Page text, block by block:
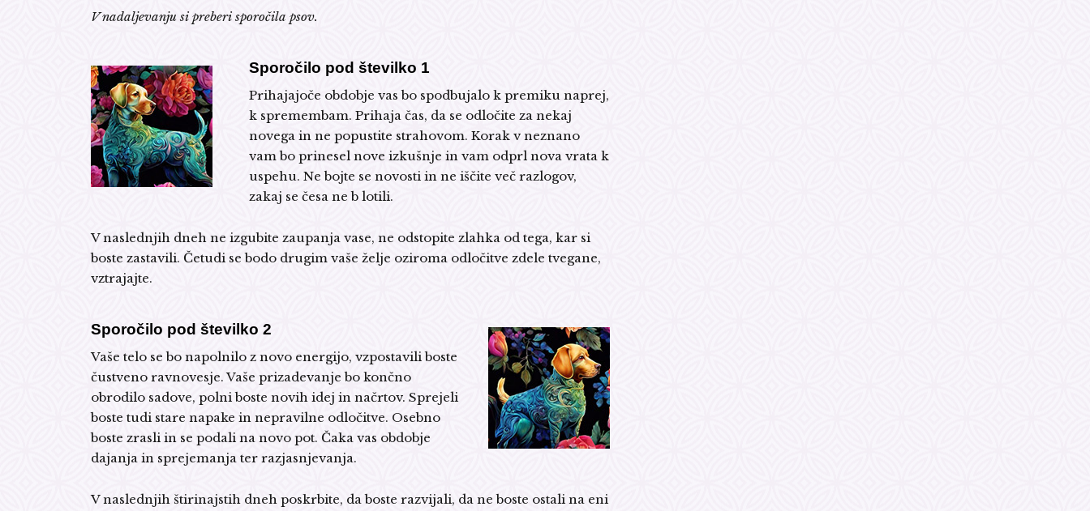
V nadaljevanju si preberi sporočila psov.
Sporočilo pod številko 1
Prihajajoče obdobje vas bo spodbujalo k premiku naprej,
k spremembam. Prihaja čas, da se odločite za nekaj
novega in ne popustite strahovom. Korak v neznano
vam bo prinesel nove izkušnje in vam odprl nova vrata k
uspehu. Ne bojte se novosti in ne iščite več razlogov,
zakaj se česa ne b lotili.
V naslednjih dneh ne izgubite zaupanja vase, ne odstopite zlahka od tega, kar si
boste zastavili. Četudi se bodo drugim vaše želje oziroma odločitve zdele tvegane,
vztrajajte.
Sporočilo pod številko 2
Vaše telo se bo napolnilo z novo energijo, vzpostavili boste
čustveno ravnovesje. Vaše prizadevanje bo končno
obrodilo sadove, polni boste novih idej in načrtov. Sprejeli
boste tudi stare napake in nepravilne odločitve. Osebno
boste zrasli in se podali na novo pot. Čaka vas obdobje
dajanja in sprejemanja ter razjasnjevanja.
V naslednjih štirinajstih dneh poskrbite, da boste razvijali, da ne boste ostali na eni